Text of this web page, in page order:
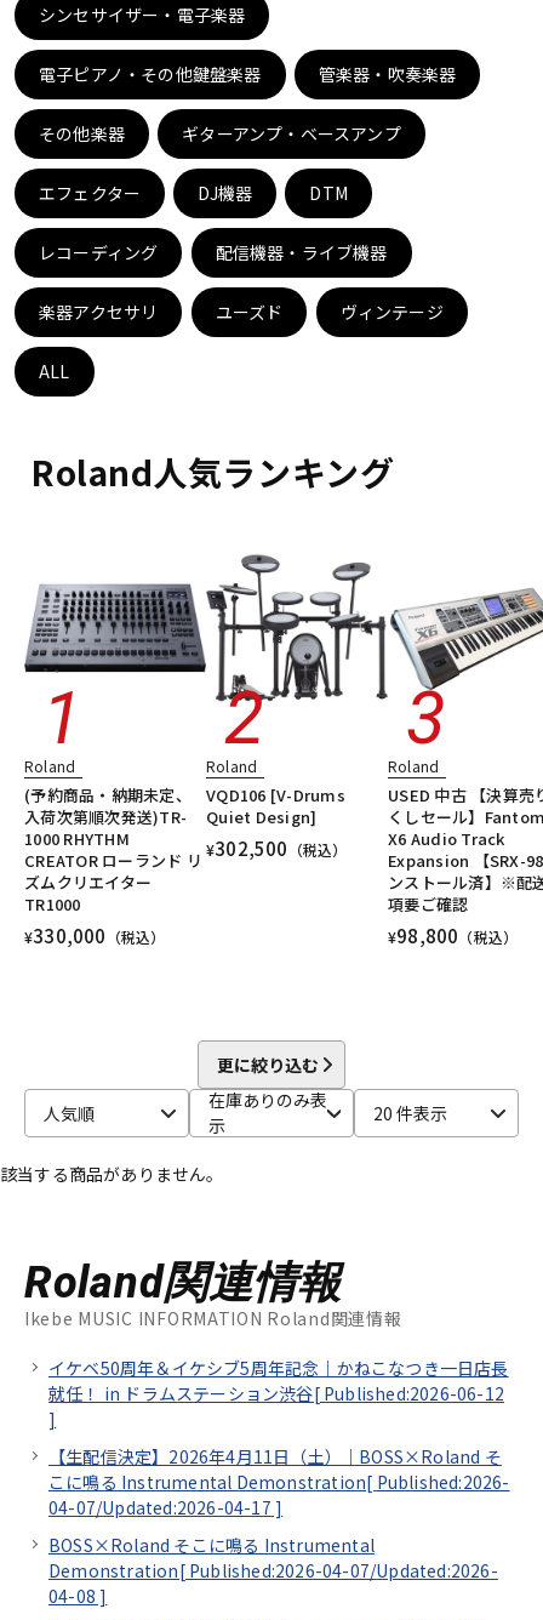
キーボード
管楽器 その他楽器
アンプ エフェクター
DJ機器 DTM
配信/ライブ機器 楽器アクセサリ
ヴィンテージ
シンセサイザー・電子楽器
電子ピアノ・その他鍵盤楽器 管楽器・吹奏楽器
その他楽器 ギターアンプ・ベースアンプ
エフェクター DJ機器 DTM
レコーディング 配信機器・ライブ機器
楽器アクセサリ ユーズド ヴィンテージ
ALL
Roland人気ランキング
Roland
(予約商品・納期未定、
入荷次第順次発送)TR-
1000 RHYTHM
CREATOR ローランド リ
ズムクリエイター
TR1000
¥330,000 （税込）
Roland
VQD106 [V-Drums
Quiet Design]
¥302,500 （税込）
Roland
USED 中古 【決算売
くしセール】
X6 Audio Track
Expansion 【SRX-
ンストール済】※配
項要ご確認
¥98,800 （税込）
更に絞り込む
人気順
在庫ありのみ表
示
20 件表示
該当する商品がありません。
Roland関連情報
Ikebe MUSIC INFORMATION Roland関連情報
イケベ50周年＆イケシブ5周年記念｜かねこなつき一日店長
就任！ in ドラムステーション渋谷[ Published:2026-06-12
]
【生配信決定】2026年4月11日（土）｜BOSS×Roland そ
こに鳴る Instrumental Demonstration[ Published:2026-
04-07/Updated:2026-04-17 ]
BOSS×Roland そこに鳴る Instrumental
Demonstration[ Published:2026-04-07/Updated:2026-
04-08 ]